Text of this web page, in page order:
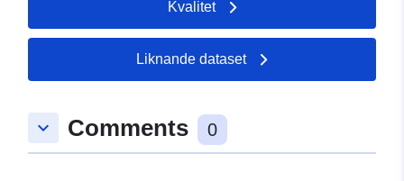
Kvalitet
Liknande dataset
keyboard_arrow_down Comments 0